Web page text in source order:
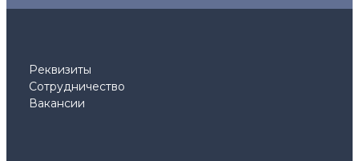
Реквизиты
Сотрудничество
Вакансии